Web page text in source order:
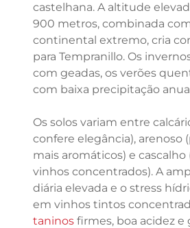
castelhana. A altitude
900 metros, combinada
continental extremo, cria
para Tempranillo. Os
com geadas, os verões
com baixa precipitação
Os solos variam entre
confere elegância), arenoso
mais aromáticos) e
vinhos concentrados). A
diária elevada e o stress
em vinhos tintos
taninos firmes, boa acidez e